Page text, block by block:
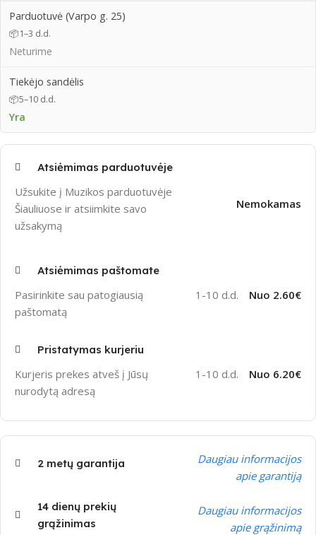
Parduotuvė (Varpo g. 25)
📦1–3 d.d.
Neturime
Tiekėjo sandėlis
📦5–10 d.d.
Yra
Atsiėmimas parduotuvėje
Užsukite į Muzikos parduotuvėje
Šiauliuose ir atsiimkite savo
užsakymą
Nemokamas
Atsiėmimas paštomate
Pasirinkite sau patogiausią
paštomatą
1-10 d.d. Nuo 2.60€
Pristatymas kurjeriu
Kurjeris prekes atveš į Jūsų
nurodytą adresą
1-10 d.d. Nuo 6.20€
2 metų garantija
Daugiau informacijos
apie garantiją
14 dienų prekių
grąžinimas
Daugiau informacijos
apie grąžinimą